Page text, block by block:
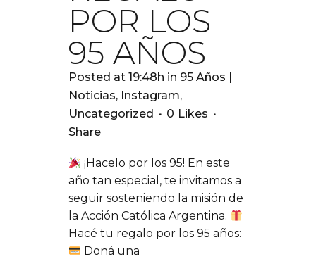
POR LOS
95 AÑOS
Posted at 19:48h in 95 Años |
Noticias, Instagram,
Uncategorized
0 Likes
Share
¡Hacelo por los 95! En este
año tan especial, te invitamos a
seguir sosteniendo la misión de
la Acción Católica Argentina.
Hacé tu regalo por los 95 años:
Doná una